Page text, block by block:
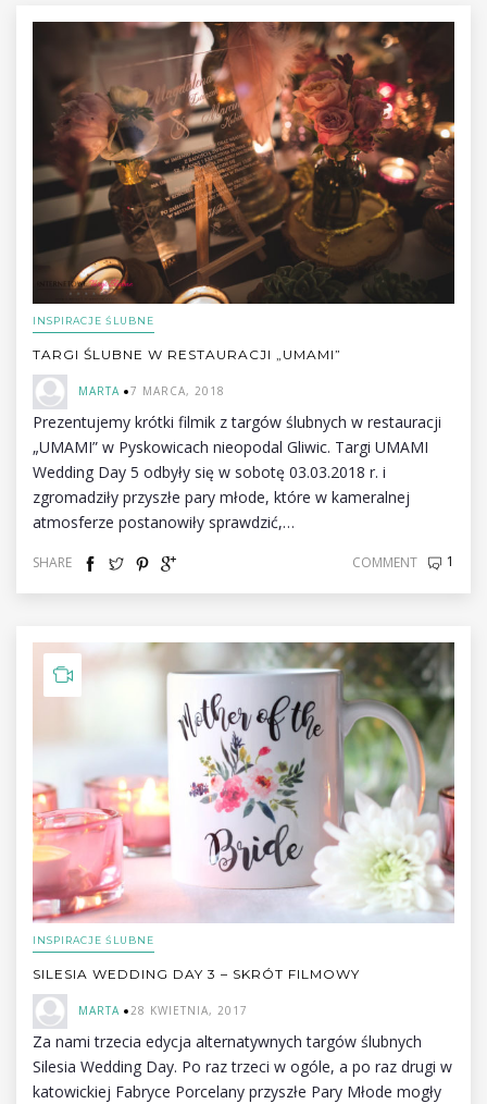
INSPIRACJE ŚLUBNE
TARGI ŚLUBNE W RESTAURACJI „UMAMI”
MARTA 7 MARCA, 2018
Prezentujemy krótki filmik z targów ślubnych w restauracji
„UMAMI” w Pyskowicach nieopodal Gliwic. Targi UMAMI
Wedding Day 5 odbyły się w sobotę 03.03.2018 r. i
zgromadziły przyszłe pary młode, które w kameralnej
atmosferze postanowiły sprawdzić,…
SHARE COMMENT 1
INSPIRACJE ŚLUBNE
SILESIA WEDDING DAY 3 – SKRÓT FILMOWY
MARTA 28 KWIETNIA, 2017
Za nami trzecia edycja alternatywnych targów ślubnych
Silesia Wedding Day. Po raz trzeci w ogóle, a po raz drugi w
katowickiej Fabryce Porcelany przyszłe Pary Młode mogły